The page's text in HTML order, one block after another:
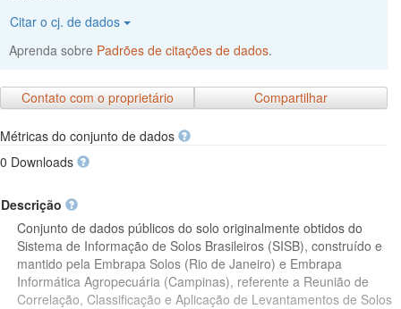
Citar o cj. de dados
Aprenda sobre Padrões de citações de dados.
Contato com o proprietário Compartilhar
Métricas do conjunto de dados
0 Downloads
Descrição
Conjunto de dados públicos do solo originalmente obtidos do
Sistema de Informação de Solos Brasileiros (SISB), construído e
mantido pela Embrapa Solos (Rio de Janeiro) e Embrapa
Informática Agropecuária (Campinas), referente a Reunião de
Correlação, Classificação e Aplicação de Levantamentos de Solos